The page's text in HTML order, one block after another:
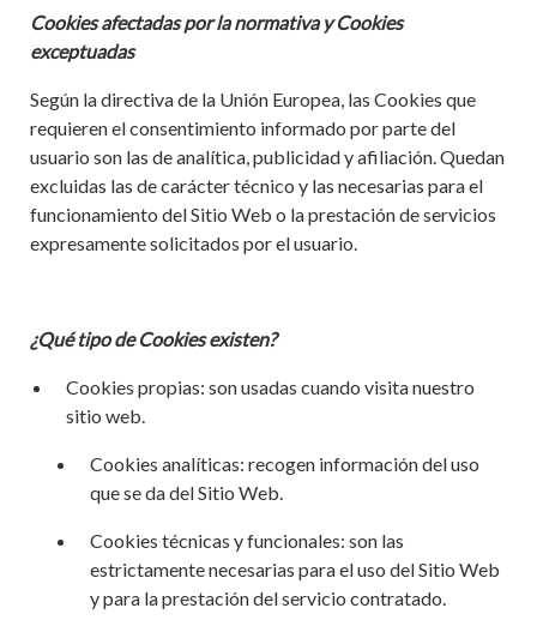
Cookies afectadas por la normativa y Cookies
exceptuadas
Según la directiva de la Unión Europea, las Cookies que
requieren el consentimiento informado por parte del
usuario son las de analítica, publicidad y afiliación. Quedan
excluidas las de carácter técnico y las necesarias para el
funcionamiento del Sitio Web o la prestación de servicios
expresamente solicitados por el usuario.
¿Qué tipo de Cookies existen?
Cookies propias: son usadas cuando visita nuestro
sitio web.
Cookies analíticas: recogen información del uso
que se da del Sitio Web.
Cookies técnicas y funcionales: son las
estrictamente necesarias para el uso del Sitio Web
y para la prestación del servicio contratado.